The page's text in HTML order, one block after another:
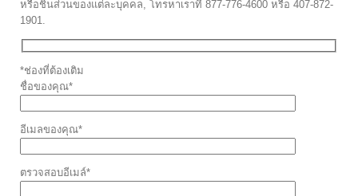
หรือชิ้นส่วนของแต่ละบุคคล, โทรหาเราที่ 877-776-4600 หรือ 407-872-
1901.
*ช่องที่ต้องเติม
ชื่อของคุณ*
อีเมลของคุณ*
ตรวจสอบอีเมล์*